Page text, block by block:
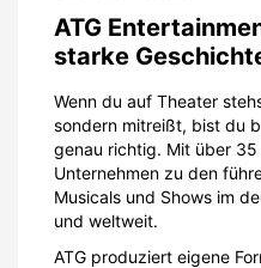
ATG
starke
Wenn du auf Theater
sondern mitreißt, bist du
genau richtig. Mit über
Unternehmen zu den
Musicals und Shows im
und weltweit.
ATG produziert eigene